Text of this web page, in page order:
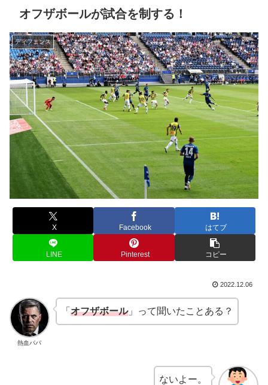
オフザボールが試合を制する！
ディフェンス
X Facebook はてブ
LINE Pinterest コピー
2022.12.06
熱血パパ
「 オフザボール」って聞いたことある？
ないよー。